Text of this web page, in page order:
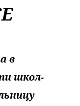
в
школ-